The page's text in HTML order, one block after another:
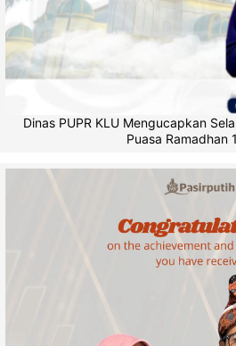
Dinas PUPR KLU Mengucapkan
Puasa Ramadhan